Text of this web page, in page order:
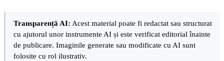
Transparență AI: Acest material poate fi redactat sau structurat
cu ajutorul unor instrumente AI și este verificat editorial înainte
de publicare. Imaginile generate sau modificate cu AI sunt
folosite cu rol ilustrativ.